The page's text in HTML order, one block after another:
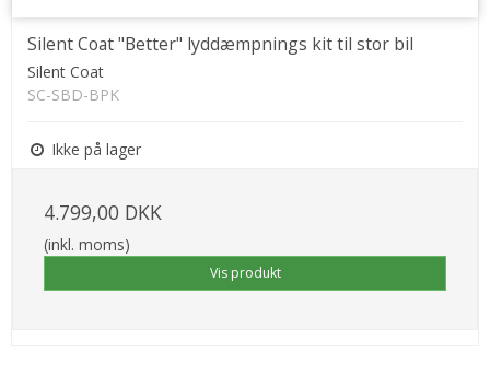
Silent Coat "Better" lyddæmpnings kit til stor bil
Silent Coat
SC-SBD-BPK
Ikke på lager
4.799,00 DKK
(inkl. moms)
Vis produkt